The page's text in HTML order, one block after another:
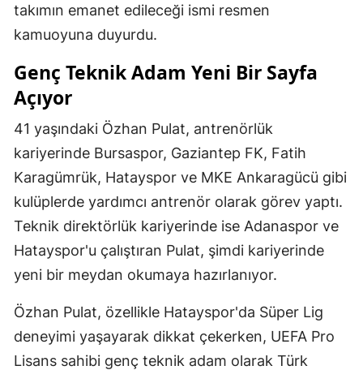
takımın emanet edileceği ismi resmen
kamuoyuna duyurdu.
Genç Teknik Adam Yeni Bir Sayfa
Açıyor
41 yaşındaki Özhan Pulat, antrenörlük
kariyerinde Bursaspor, Gaziantep FK, Fatih
Karagümrük, Hatayspor ve MKE Ankaragücü gibi
kulüplerde yardımcı antrenör olarak görev yaptı.
Teknik direktörlük kariyerinde ise Adanaspor ve
Hatayspor'u çalıştıran Pulat, şimdi kariyerinde
yeni bir meydan okumaya hazırlanıyor.
Özhan Pulat, özellikle Hatayspor'da Süper Lig
deneyimi yaşayarak dikkat çekerken, UEFA Pro
Lisans sahibi genç teknik adam olarak Türk